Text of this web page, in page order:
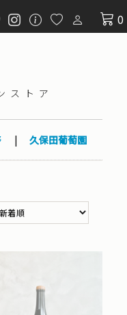
0
ストア
| 久保田葡萄園